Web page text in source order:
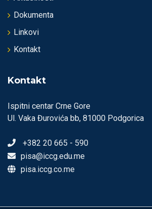
Dokumenta
Linkovi
Kontakt
Kontakt
Ispitni centar Crne Gore
Ul. Vaka Đurovića bb, 81000 Podgorica
+382 20 665 - 590
pisa@iccg.edu.me
pisa.iccg.co.me